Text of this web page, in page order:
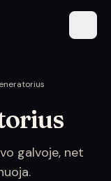
galvoje, net